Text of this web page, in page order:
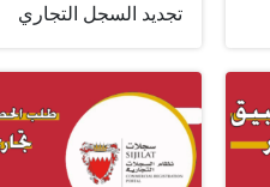
تجديد السجل التجاري